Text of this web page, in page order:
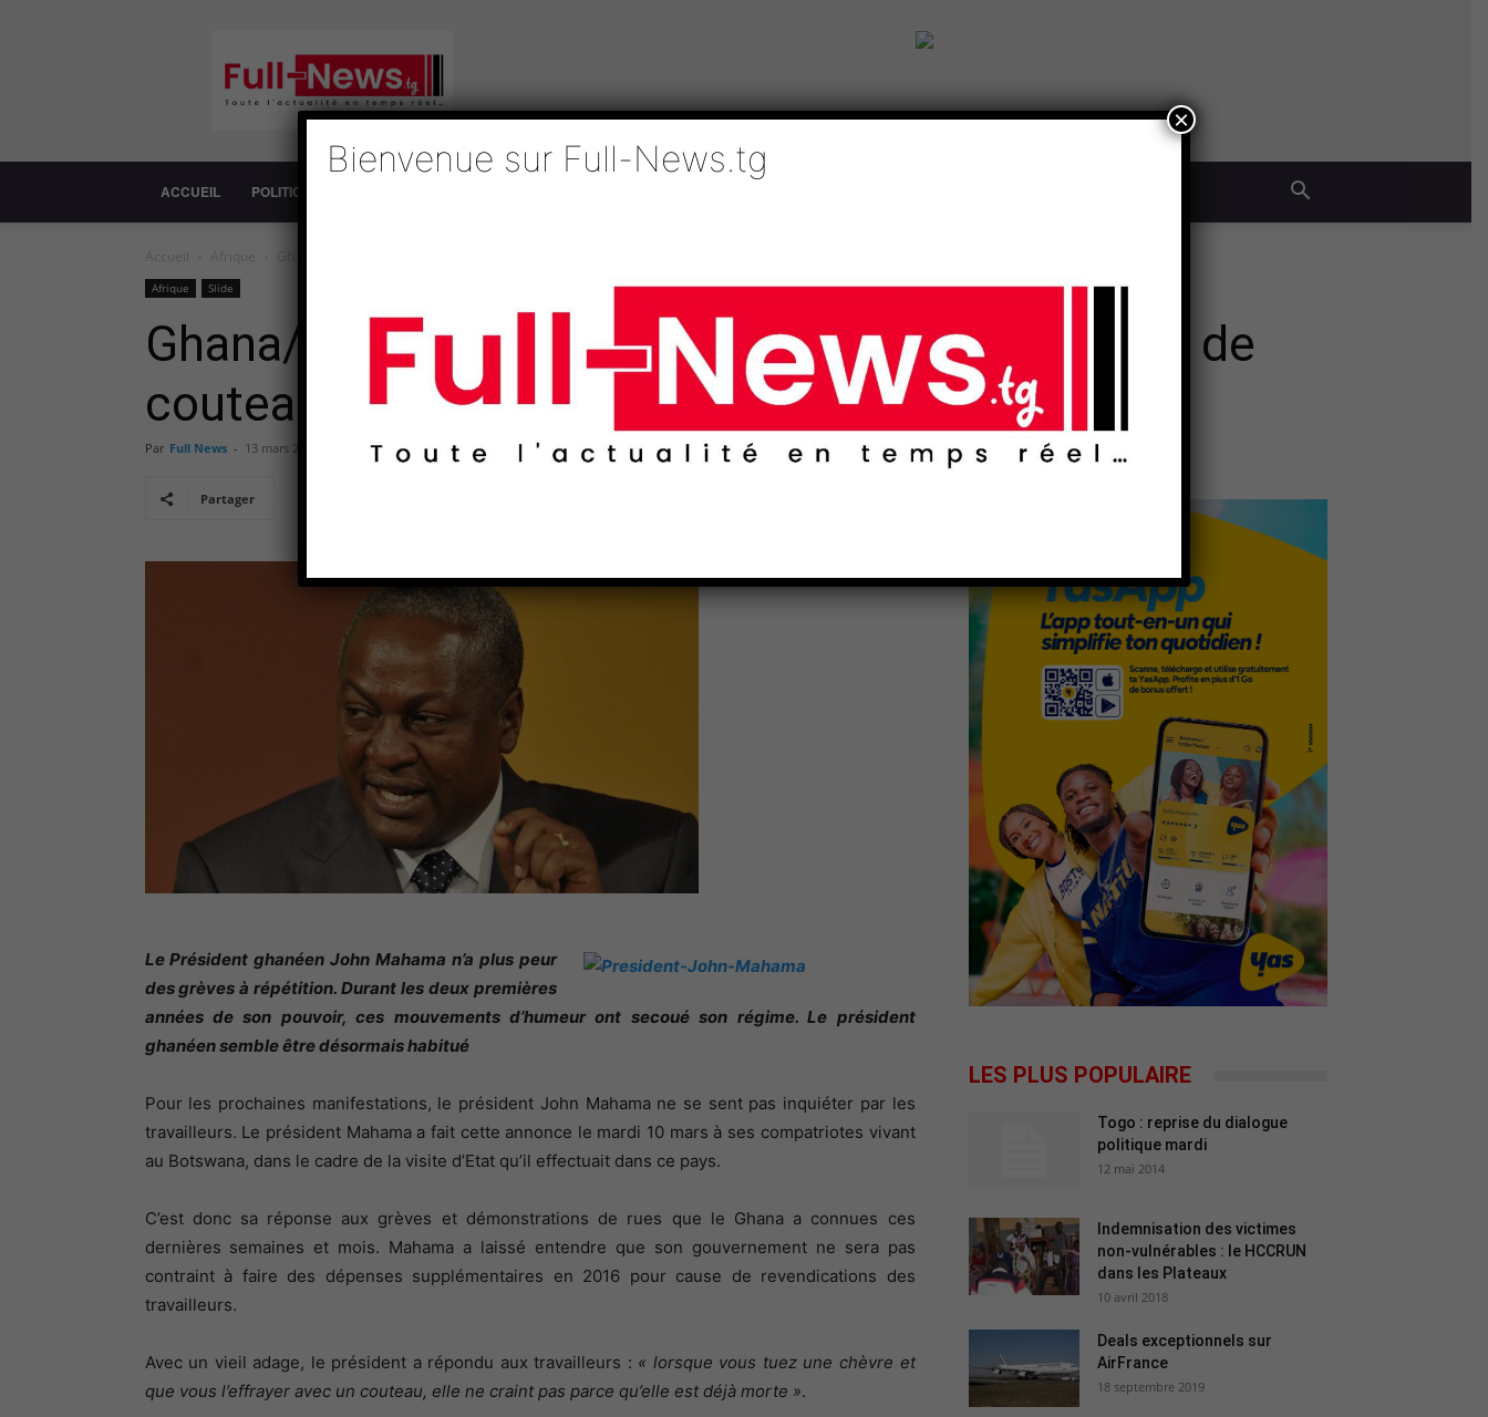
News
ACCUEIL POLITIQUE
Accueil Afrique
Afrique Slide
Ghana/grogne sociale : « cabri mort n’a pas peur de
couteau ». John Mahama
Par Full News - 13 mars 2015
Partager
Le Président ghanéen John Mahama n’a plus peur
des grèves à répétition. Durant les deux premières
années de son pouvoir, ces mouvements d’humeur ont secoué son régime. Le président
ghanéen semble être désormais habitué
Pour les prochaines manifestations, le président John Mahama ne se sent pas inquiéter par les
travailleurs. Le président Mahama a fait cette annonce le mardi 10 mars à ses compatriotes vivant
au Botswana, dans le cadre de la visite d’Etat qu’il effectuait dans ce pays.
C’est donc sa réponse aux grèves et démonstrations de rues que le Ghana a connues ces
dernières semaines et mois. Mahama a laissé entendre que son gouvernement ne sera pas
contraint à faire des dépenses supplémentaires en 2016 pour cause de revendications des
travailleurs.
Avec un vieil adage, le président a répondu aux travailleurs : « lorsque vous tuez une chèvre et
que vous l’effrayer avec un couteau, elle ne craint pas parce qu’elle est déjà morte ».
LES PLUS POPULAIRE
Togo : reprise du dialogue
politique mardi
12 mai 2014
Indemnisation des victimes
non-vulnérables : le HCCRUN
dans les Plateaux
10 avril 2018
Deals exceptionnels sur
AirFrance
18 septembre 2019
Bienvenue sur Full-News.tg
×